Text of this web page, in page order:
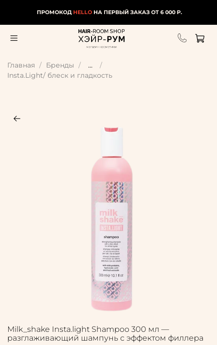
ПРОМОКОД HELLOНА ПЕРВЫЙ ЗАКАЗ ОТ 6 000 Р.
Главная Бренды
...
Insta.Light/ блеск и гладкость
Milk_shake Insta.light Shampoo 300 мл —
разглаживающий шампунь с эффектом филлера